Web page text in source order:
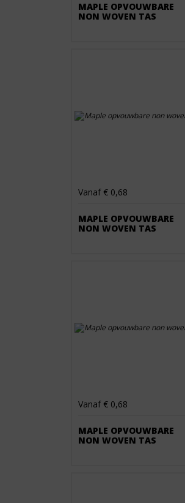
MAPLE OPVOUWBARE
NON WOVEN TAS
Vanaf € 0,68
MAPLE OPVOUWBARE
NON WOVEN TAS
Vanaf € 0,68
MAPLE OPVOUWBARE
NON WOVEN TAS